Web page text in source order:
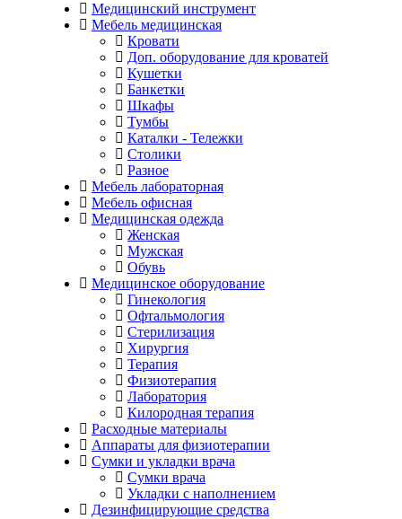
Медицинский инструмент
Мебель медицинская
Кровати
Доп. оборудование для кроватей
Кушетки
Банкетки
Шкафы
Тумбы
Каталки - Тележки
Столики
Разное
Мебель лабораторная
Мебель офисная
Медицинская одежда
Женская
Мужская
Обувь
Медицинское оборудование
Гинекология
Офтальмология
Стерилизация
Хирургия
Терапия
Физиотерапия
Лаборатория
Килородная терапия
Расходные материалы
Аппараты для физиотерапии
Сумки и укладки врача
Сумки врача
Укладки с наполнением
Дезинфицирующие средства